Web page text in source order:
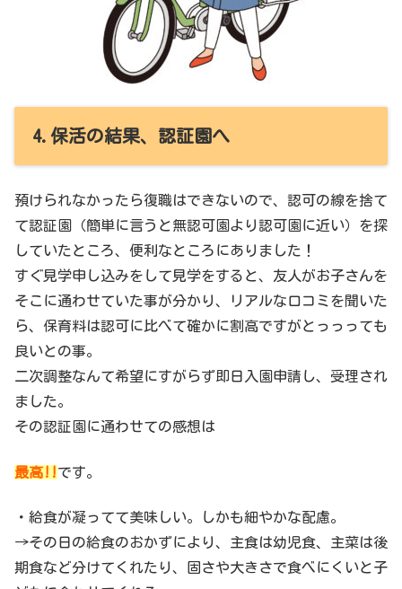
4.保活の結果、認証園へ
預けられなかったら復職はできないので、認可の線を捨て
て認証園（簡単に言うと無認可園より認可園に近い）を探
していたところ、便利なところにありました！
すぐ見学申し込みをして見学をすると、友人がお子さんを
そこに通わせていた事が分かり、リアルな口コミを聞いた
ら、保育料は認可に比べて確かに割高ですがとっっっても
良いとの事。
二次調整なんて希望にすがらず即日入園申請し、受理され
ました。
その認証園に通わせての感想は
最高!!です。
・給食が凝ってて美味しい。しかも細やかな配慮。
→その日の給食のおかずにより、主食は幼児食、主菜は後
期食など分けてくれたり、固さや大きさで食べにくいと子